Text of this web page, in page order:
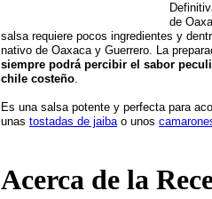
de
salsa requiere pocos ingredientes y
nativo de Oaxaca y Guerrero. La
siempre podrá percibir el sabor
chile costeño.
Es una salsa potente y perfecta para
unas tostadas de jaibao unos
Acerca de la